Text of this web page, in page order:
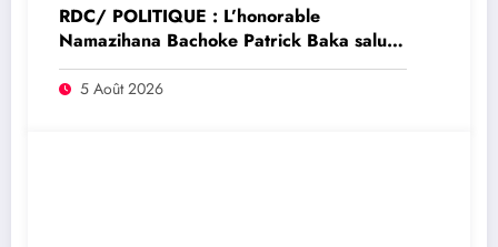
RDC/ POLITIQUE : L’honorable
Namazihana Bachoke Patrick Baka salue
la suspension de l’arrêté interministériel
sur l’économie numérique
5 Août 2026